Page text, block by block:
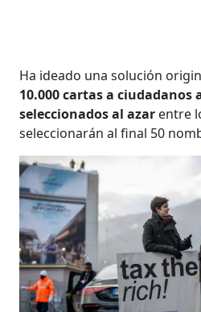
Ha ideado una solución
10.000 cartas a ciudadanos
seleccionados al azar entre
seleccionarán al final 50